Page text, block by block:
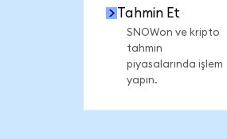
Tahmin Et
SNOWon ve kripto
tahmin
piyasalarında işlem
yapın.